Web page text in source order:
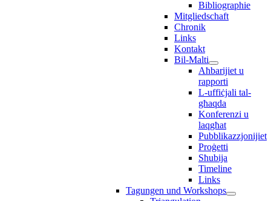
Bibliographie
Mitgliedschaft
Chronik
Links
Kontakt
Bil-Malti
Aħbarijiet u
rapporti
L-uffiċjali tal-
għaqda
Konferenzi u
laqgħat
Pubblikazzjonijiet
Proġetti
Sħubija
Timeline
Links
Tagungen und Workshops